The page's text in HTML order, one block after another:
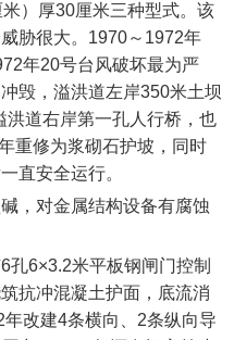
）厚30厘米三种型式。该
胁很大。1970～1972年
年20号台风破坏最为严
毁，溢洪道左岸350米土坝
道右岸第一孔人行桥，也
重修为浆砌石护坡，同时
直安全运行。
对金属结构设备有腐蚀
6×3.2米平板钢闸门控制
抗冲混凝土护面，底流消
改建4条横向、2条纵向导